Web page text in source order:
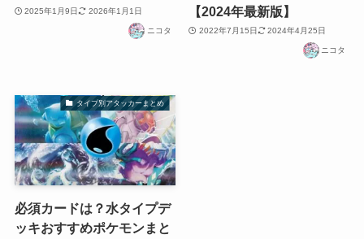
2025年1月9日 2026年1月1日
ニコタ
【2024年最新版】
2022年7月15日 2024年4月25日
ニコタ
タイプ別アタッカーまとめ
必須カードは？水タイプデ
ッキおすすめポケモンまと